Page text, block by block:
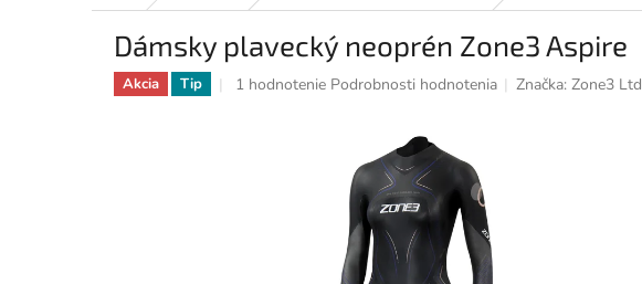
Dámsky plavecký neoprén Zone3 Aspire
Akcia Tip
Priemerné
1 hodnotenie Podrobnosti hodnotenia Značka:Zone3 Ltd